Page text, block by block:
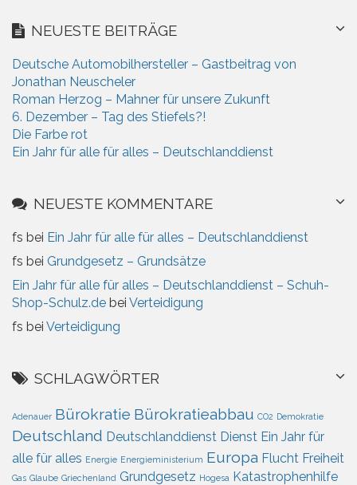
m
n
e
NEUESTE BEITRÄGE
Deutsche Automobilhersteller – Gastbeitrag von
Jonathan Neuscheler
Roman Herzog – Mahner für unsere Zukunft
6. Dezember – Tag des Stiefels?!
Die Farbe rot
Ein Jahr für alle für alles – Deutschlanddienst
NEUESTE KOMMENTARE
fs bei Ein Jahr für alle für alles – Deutschlanddienst
fs bei Grundgesetz – Grundsätze
Ein Jahr für alle für alles – Deutschlanddienst – Schuh-
Shop-Schulz.de bei Verteidigung
fs bei Verteidigung
SCHLAGWÖRTER
Adenauer Bürokratie Bürokratieabbau CO2 Demokratie
Deutschland Deutschlanddienst Dienst Ein Jahr für
alle für alles Energie Energieministerium Europa Flucht Freiheit
Gas Glaube Griechenland Grundgesetz Hogesa Katastrophenhilfe